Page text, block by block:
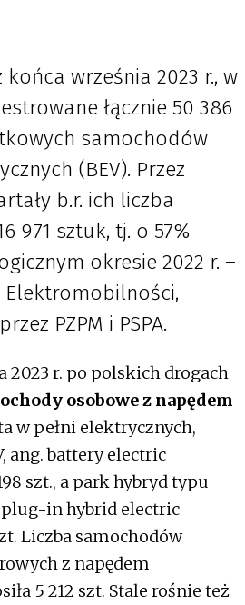
końca września 2023 r., w
łącznie 50 386
samochodów
(BEV). Przez
b.r. ich liczba
971 sztuk, tj. o 57%
okresie 2022 r. –
Elektromobilności,
PZPM i PSPA.
2023 r. po polskich drogach
osobowe z napędem
w pełni elektrycznych,
ang. battery electric
szt., a park hybryd typu
plug-in hybrid electric
Liczba samochodów
z napędem
5 212 szt. Stale rośnie też